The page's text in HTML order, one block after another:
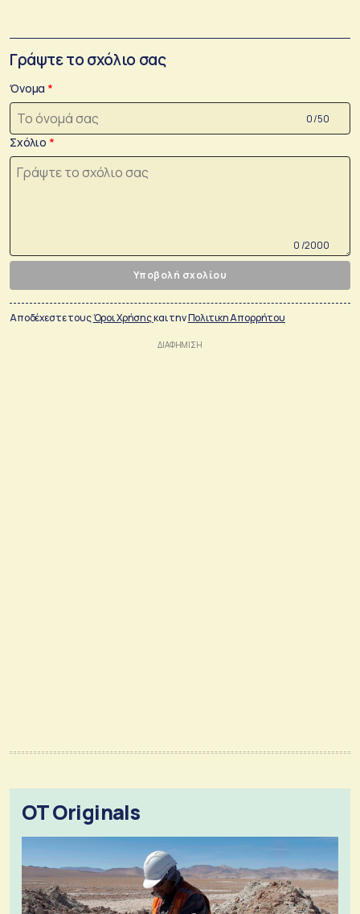
Γράψτε το σχόλιο σας
Όνομα
0 /50
Σχόλιο
0 /2000
Υποβολή σχολίου
Αποδέχεστε τουςΌροι Χρήσηςκαι τηνΠολιτικη Απορρήτου
OT Originals